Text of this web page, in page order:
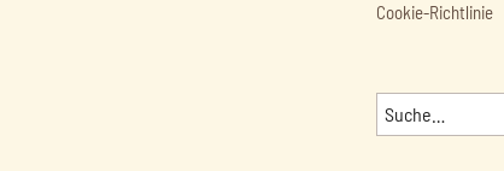
Cookie-Richtlinie